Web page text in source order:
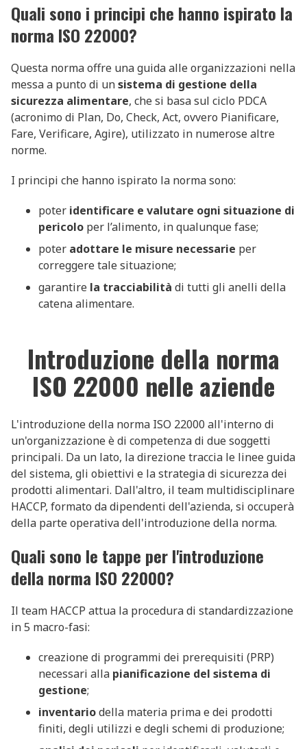
Quali sono i principi che hanno ispirato la
norma ISO 22000?
Questa norma offre una guida alle organizzazioni nella
messa a punto di unsistema di gestione della
sicurezza alimentare, che si basa sul ciclo PDCA
(acronimo di Plan, Do, Check, Act, ovvero Pianificare,
Fare, Verificare, Agire), utilizzato in numerose altre
norme.
I principi che hanno ispirato la norma sono:
poter identificare e valutare ogni situazione di
pericolo per l’alimento, in qualunque fase;
poter adottare le misure necessarie per
correggere tale situazione;
garantire la tracciabilità di tutti gli anelli della
catena alimentare.
Introduzione della norma
ISO 22000 nelle aziende
L'introduzione della norma ISO 22000 all'interno di
un'organizzazione è di competenza di due soggetti
principali. Da un lato, la direzione traccia le linee guida
del sistema, gli obiettivi e la strategia di sicurezza dei
prodotti alimentari. Dall'altro, il team multidisciplinare
HACCP, formato da dipendenti dell'azienda, si occuperà
della parte operativa dell'introduzione della norma.
Quali sono le tappe per l'introduzione
della norma ISO 22000?
Il team HACCP attua la procedura di standardizzazione
in 5 macro-fasi:
creazione di programmi dei prerequisiti (PRP)
necessari alla pianificazione del sistema di
gestione;
inventariodella materia prima e dei prodotti
finiti, degli utilizzi e degli schemi di produzione;